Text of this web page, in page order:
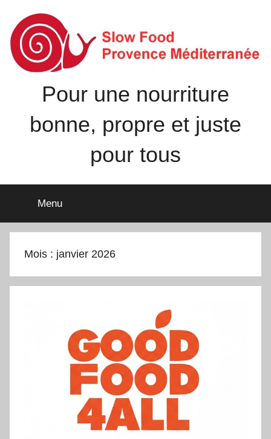
contenu
Pour une nourriture
bonne, propre et juste
pour tous
Menu
Mois : janvier 2026